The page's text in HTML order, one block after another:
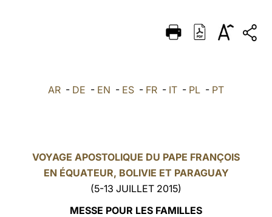
DEUTSCH
العربيّة AR - DE - EN - ES - FR - IT - PL - PT
VOYAGE APOSTOLIQUE DU PAPE FRANÇOIS
EN ÉQUATEUR, BOLIVIE ET PARAGUAY
(5-13 JUILLET 2015)
MESSE POUR LES FAMILLES